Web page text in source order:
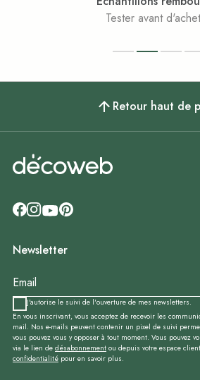
Tester avant d'acheter
Retour haut de
Newsletter
J'autorise le suivi de l'ouverture de mes newsletters.
En vous inscrivant, vous acceptez de recevoir les
mail. Nos e-mails peuvent contenir un pixel de suivi
vous pouvez vous y opposer à tout moment. Vous pouvez
via le lien de désabonnement ou depuis votre espace
confidentialité pour en savoir plus.